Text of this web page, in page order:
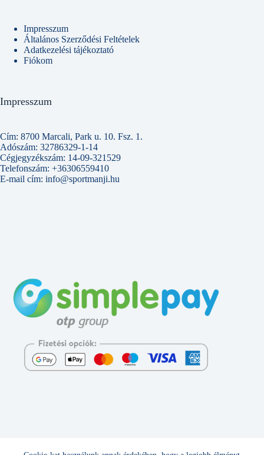
Impresszum
Általános Szerződési Feltételek
Adatkezelési tájékoztató
Fiókom
Impresszum
Cím: 8700 Marcali, Park u. 10. Fsz. 1.
Adószám: 32786329-1-14
Cégjegyzékszám: 14-09-321529
Telefonszám: +36306559410
E-mail cím: info@sportmanji.hu